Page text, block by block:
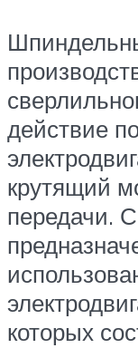
действие
крутящий
передачи.
которых